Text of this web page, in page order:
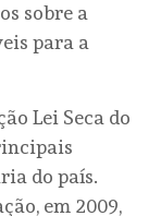
sobre a
para a
Lei Seca do
do país.
em 2009,